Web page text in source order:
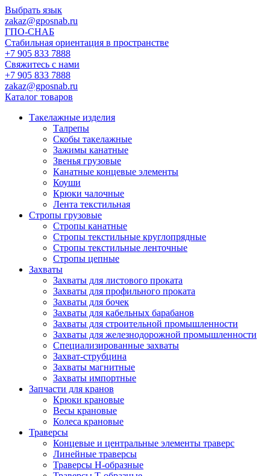
Выбрать язык
zakaz@gposnab.ru
ГПО-СНАБ
Стабильная ориентация в пространстве
+7 905 833 7888
Свяжитесь с нами
+7 905 833 7888
zakaz@gposnab.ru
Каталог товаров
Такелажные изделия
Талрепы
Скобы такелажные
Зажимы канатные
Звенья грузовые
Канатные концевые элементы
Коуши
Крюки чалочные
Лента текстильная
Стропы грузовые
Стропы канатные
Стропы текстильные круглопрядные
Стропы текстильные ленточные
Стропы цепные
Захваты
Захваты для листового проката
Захваты для профильного проката
Захваты для бочек
Захваты для кабельных барабанов
Захваты для строительной промышленности
Захваты для железнодорожной промышленности
Специализированные захваты
Захват-струбцина
Захваты магнитные
Захваты импортные
Запчасти для кранов
Крюки крановые
Весы крановые
Колеса крановые
Траверсы
Концевые и центральные элементы траверс
Линейные траверсы
Траверсы Н-образные